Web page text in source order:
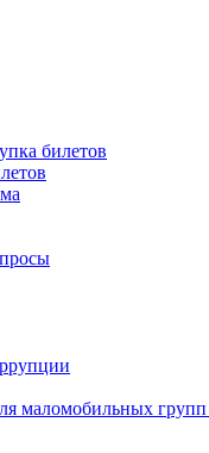
билетов
маломобильных